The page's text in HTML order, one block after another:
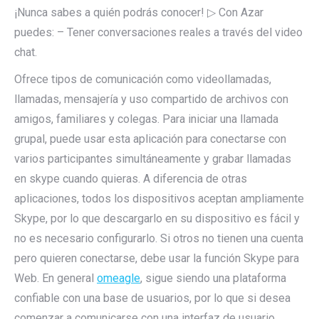
¡Nunca sabes a quién podrás conocer! ▷ Con Azar
puedes: – Tener conversaciones reales a través del video
chat.
Ofrece tipos de comunicación como videollamadas,
llamadas, mensajería y uso compartido de archivos con
amigos, familiares y colegas. Para iniciar una llamada
grupal, puede usar esta aplicación para conectarse con
varios participantes simultáneamente y grabar llamadas
en skype cuando quieras. A diferencia de otras
aplicaciones, todos los dispositivos aceptan ampliamente
Skype, por lo que descargarlo en su dispositivo es fácil y
no es necesario configurarlo. Si otros no tienen una cuenta
pero quieren conectarse, debe usar la función Skype para
Web. En general omeagle, sigue siendo una plataforma
confiable con una base de usuarios, por lo que si desea